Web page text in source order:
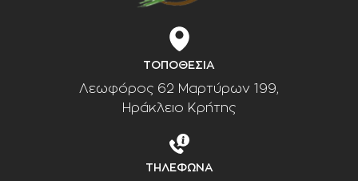
ΤΟΠΟΘΕΣΙΑ
Λεωφόρος 62 Μαρτύρων 199,
Ηράκλειο Κρήτης
ΤΗΛΕΦΩΝΑ